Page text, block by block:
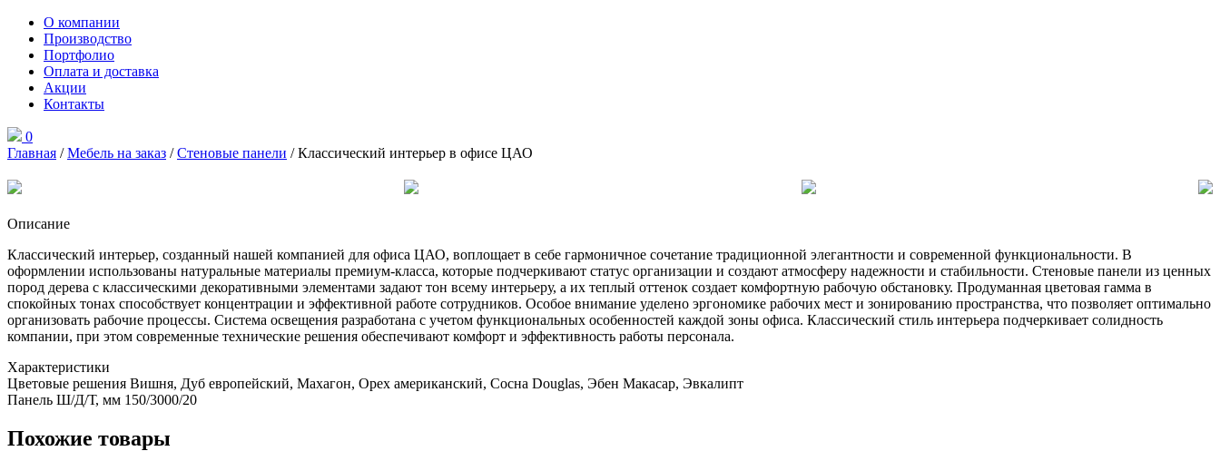
О компании
Производство
Портфолио
Оплата и доставка
Акции
Контакты
0
Главная /Мебель на заказ /Стеновые панели / Классический интерьер в офисе ЦАО
Описание
Классический интерьер, созданный нашей компанией для офиса ЦАО, воплощает в себе гармоничное сочетание традиционной элегантности и современной функциональности. В
оформлении использованы натуральные материалы премиум-класса, которые подчеркивают статус организации и создают атмосферу надежности и стабильности. Стеновые панели из ценных
пород дерева с классическими декоративными элементами задают тон всему интерьеру, а их теплый оттенок создает комфортную рабочую обстановку. Продуманная цветовая гамма в
спокойных тонах способствует концентрации и эффективной работе сотрудников. Особое внимание уделено эргономике рабочих мест и зонированию пространства, что позволяет оптимально
организовать рабочие процессы. Система освещения разработана с учетом функциональных особенностей каждой зоны офиса. Классический стиль интерьера подчеркивает солидность
компании, при этом современные технические решения обеспечивают комфорт и эффективность работы персонала.
Характеристики
Цветовые решения Вишня, Дуб европейский, Махагон, Орех американский, Сосна Douglas, Эбен Макасар, Эвкалипт
Панель Ш/Д/Т, мм 150/3000/20
Похожие товары